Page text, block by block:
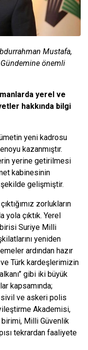
Mustafa,
önemli
yerel ve
hakkında bilgi
yeni kadrosu
kazanmıştır.
yerine getirilmesi
kabinesinin
gelişmiştir.
zorlukların
yola çıktık. Yerel
Suriye Milli
yeniden
ardından hazır
Türk kardeşlerimizin
gibi iki büyük
kapsamında;
ve askeri polis
Akademisi,
birimi, Milli Güvenlik
tekrardan faaliyete